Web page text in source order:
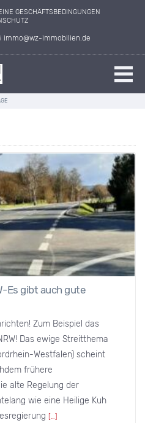
GESCHÄFTSBEDINGUNGEN
immo@wz-immobilien.de
Es gibt auch gute
Zum Beispiel das
Das ewige Streitthema
Westfalen) scheint
frühere
alte Regelung der
wie eine Heilige Kuh
[…]